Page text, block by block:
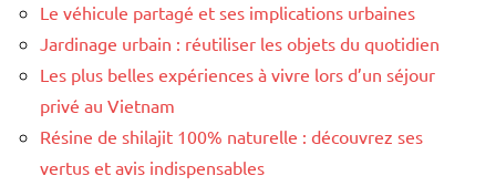
Le véhicule partagé et ses implications urbaines
Jardinage urbain : réutiliser les objets du quotidien
Les plus belles expériences à vivre lors d’un séjour
privé au Vietnam
Résine de shilajit 100% naturelle : découvrez ses
vertus et avis indispensables